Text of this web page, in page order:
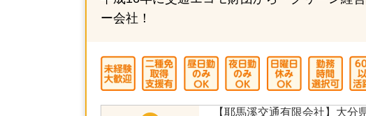
平成16年に交通エコモ財団から「グリーン経
ー会社！